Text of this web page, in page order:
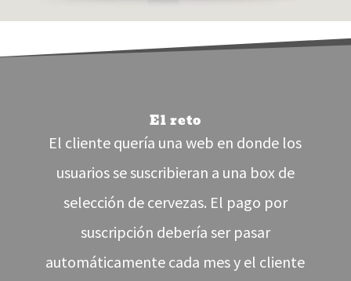
El reto
El cliente quería una web en donde los
usuarios se suscribieran a una box de
selección de cervezas. El pago por
suscripción debería ser pasar
automáticamente cada mes y el cliente